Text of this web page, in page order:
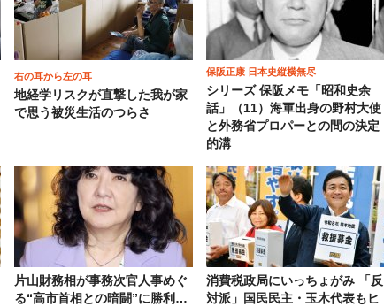
右の耳から左の耳
地経学リスクが直撃した我が家
で思う被災生活のつらさ
保阪正康 日本史縦横無尽
シリーズ 保阪メモ「昭和史余
話」（11）海軍出身の野村大使
と外務省プロパーとの間の決定
的溝
片山財務相が事務次官人事めぐ
る“高市首相との暗闘”に勝利…
消費税政局にいっちょがみ 「反
対派」国民民主・玉木代表もヒ